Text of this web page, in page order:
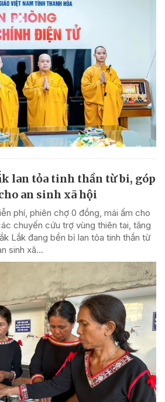
lan tỏa tinh thần từ bi, góp
an sinh xã hội
phí, phiên chợ 0 đồng, mái ấm cho
chuyến cứu trợ vùng thiên tai, tăng
Lắk đang bền bỉ lan tỏa tinh thần từ
sinh xã...